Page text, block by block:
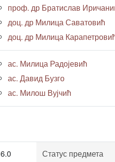
проф. др Братислав
доц. др Милица Саватовић
доц. др Милица
ас. Милица Радојевић
ас. Давид Бузго
ас. Милош Вујчић
6.0 Статус предмета